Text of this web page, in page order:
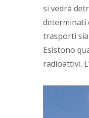
si vedrà
determinati
trasporti sia
Esistono
radioattivi.